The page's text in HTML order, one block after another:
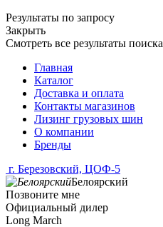
Результаты по запросу
Закрыть
Смотреть все результаты поиска
Главная
Каталог
Доставка и оплата
Контакты магазинов
Лизинг грузовых шин
О компании
Бренды
г. Березовский, ЦОФ-5
Белоярский
Позвоните мне
Официальный дилер
Long March